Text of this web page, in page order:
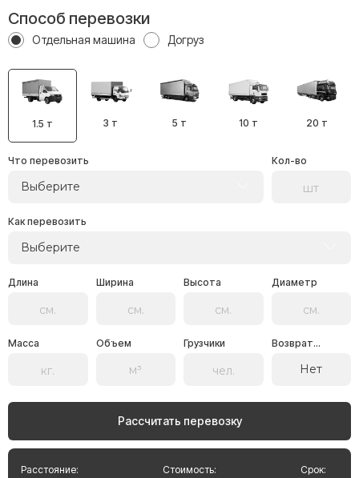
Способ перевозки
Отдельная машина Догруз
1.5 т 3 т 5 т 10 т 20 т
Что перевозить
Выберите
Кол-во
Как перевозить
Выберите
Длина Ширина Высота Диаметр
Масса Объем Грузчики Возврат...
Нет
Рассчитать перевозку
Стоимость:
Расстояние: Срок: